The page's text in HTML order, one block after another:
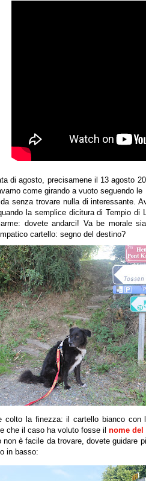
di agosto, precisamene il 13 agosto
come girando a vuoto seguendo le
senza trovare nulla di interessante.
la semplice dicitura di Tempio
dovete andarci! Va be morale
cartello: segno del destino?
colto la finezza: il cartello bianco con
che il caso ha voluto fosse il nome del
non è facile da trovare, dovete guidare
in basso: